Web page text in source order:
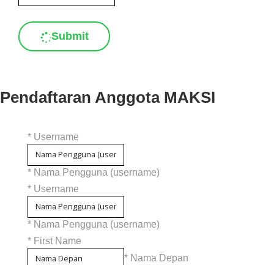
Submit
Pendaftaran Anggota MAKSI
* Username
* Nama Pengguna (username)
* Username
* Nama Pengguna (username)
* First Name
* Nama Depan